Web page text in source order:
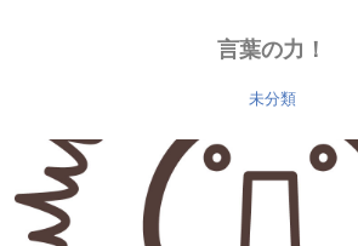
言葉の力！
未分類